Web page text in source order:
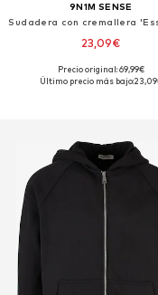
9N1M SENSE
Sudadera con cremallera
23,09€
Tallas disponibles: XS, S, M, L,
Precio original: 69,99€
Último precio más bajo: